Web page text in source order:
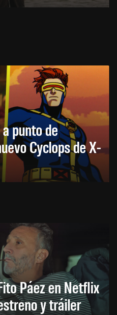
punto de
Cyclops de X-
Páez en Netflix
y tráiler